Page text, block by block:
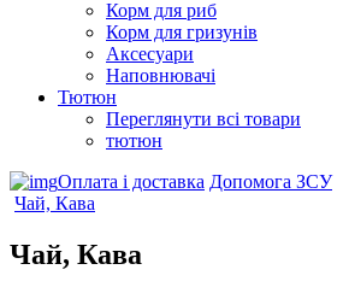
Корм для риб
Корм для гризунів
Аксесуари
Наповнювачі
Тютюн
Переглянути всі товари
тютюн
Оплата і доставка Допомога ЗСУ
Чай, Кава
Чай, Кава